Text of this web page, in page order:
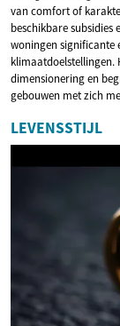
van comfort of
beschikbare subsidies
woningen significante
klimaatdoelstellingen.
dimensionering en
gebouwen met zich
LEVENSSTIJL